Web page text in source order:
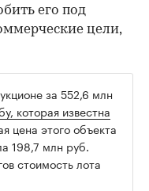
его под
цели,
за 552,6 млн
которая известна
цена этого объекта
198,7 млн руб.
стоимость лота